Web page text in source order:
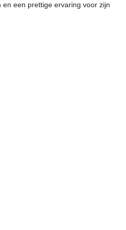
een prettige ervaring voor zijn